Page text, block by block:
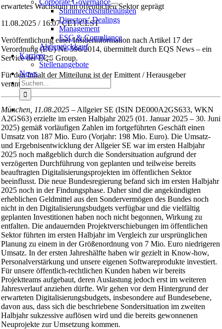
Corporate Governance
Stimmrechtsmitteilungen
Directors‘ Dealings
Management
ESG & Compliance
Aktienrückkauf
Karriere
Stellenangebote
News
Suche
nach:
erwartetes Wachstum im öffentlichen Sektor geprägt
11.08.2025 / 16:07 CET/CEST
Veröffentlichung einer Insiderinformation nach Artikel 17 der
Verordnung (EU) Nr. 596/2014, übermittelt durch EQS News – ein
Service der EQS Group.
Für den Inhalt der Mitteilung ist der Emittent / Herausgeber
verantwortlich.
München, 11.08.2025 – Allgeier SE (ISIN DE000A2GS633, WKN
A2GS63) erzielte im ersten Halbjahr 2025 (01. Januar 2025 – 30. Juni
2025) gemäß vorläufigen Zahlen im fortgeführten Geschäft einen
Umsatz von 187 Mio. Euro (Vorjahr: 198 Mio. Euro). Die Umsatz-
und Ergebnisentwicklung der Allgeier SE war im ersten Halbjahr
2025 noch maßgeblich durch die Sondersituation aufgrund der
verzögerten Durchführung von geplanten und teilweise bereits
beauftragten Digitalisierungsprojekten im öffentlichen Sektor
beeinflusst. Die neue Bundesregierung befand sich im ersten Halbjahr
2025 noch in der Findungsphase. Daher sind die angekündigten
erheblichen Geldmittel aus den Sondervermögen des Bundes noch
nicht in den Digitalisierungsbudgets verfügbar und die vielfältig
geplanten Investitionen haben noch nicht begonnen, Wirkung zu
entfalten. Die andauernden Projektverschiebungen im öffentlichen
Sektor führten im ersten Halbjahr im Vergleich zur ursprünglichen
Planung zu einem in der Größenordnung von 7 Mio. Euro niedrigeren
Umsatz. In der ersten Jahreshälfte haben wir gezielt in Know-how,
Personalverstärkung und unsere eigenen Softwareprodukte investiert.
Für unsere öffentlich-rechtlichen Kunden haben wir bereits
Projektteams aufgebaut, deren Auslastung jedoch erst im weiteren
Jahresverlauf anziehen dürfte. Wir gehen vor dem Hintergrund der
erwarteten Digitalisierungsbudgets, insbesondere auf Bundesebene,
davon aus, dass sich die beschriebene Sondersituation im zweiten
Halbjahr sukzessive auflösen wird und die bereits gewonnenen
Neuprojekte zur Umsetzung kommen.